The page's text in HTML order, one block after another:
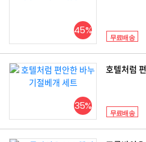
45%
무료배송
35%
호텔처럼
무료배송